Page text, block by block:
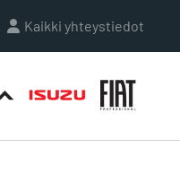
Kaikki yhteystiedot